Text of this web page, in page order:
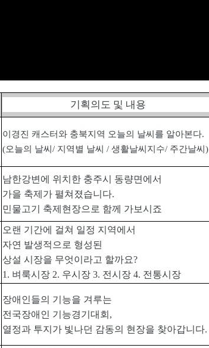
기획의도 및 내용
이경진 캐스터와 충북지역 오늘의 날씨를 알아본다.
(오늘의 날씨/ 지역별 날씨/생활날씨지수/ 주간날씨)
남한강변에 위치한 충주시 동량면에서
가을 축제가 펼쳐졌습니다.
민물고기 축제현장으로 함께 가보시죠
오랜 기간에 걸쳐 일정 지역에서
자연 발생적으로 형성된
상설 시장을 무엇이라고 할까요?
1. 벼룩시장 2. 우시장3. 전시장4. 전통시장
장애인들의 기능을 겨루는
전국장애인 기능경기대회 ,
열정과 투지가 빛나던 감동의 현장을 찾아갑니다.